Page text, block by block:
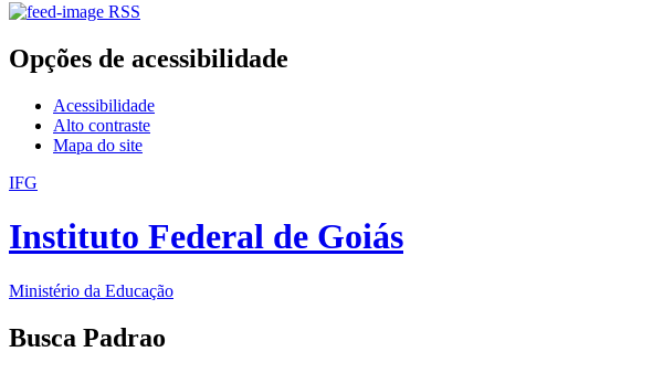
RSS
Opções de acessibilidade
Acessibilidade
Alto contraste
Mapa do site
IFG
Instituto Federal de Goiás
Ministério da Educação
Busca Padrao